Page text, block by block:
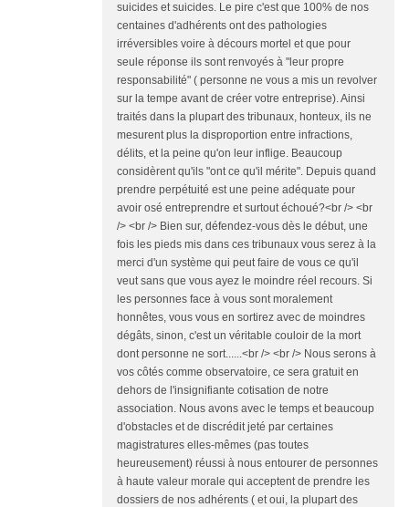
suicides et suicides. Le pire c'est que 100% de nos
centaines d'adhérents ont des pathologies
irréversibles voire à décours mortel et que pour
seule réponse ils sont renvoyés à "leur propre
responsabilité" ( personne ne vous a mis un revolver
sur la tempe avant de créer votre entreprise). Ainsi
traités dans la plupart des tribunaux, honteux, ils ne
mesurent plus la disproportion entre infractions,
délits, et la peine qu'on leur inflige. Beaucoup
considèrent qu'ils "ont ce qu'il mérite". Depuis quand
prendre perpétuité est une peine adéquate pour
avoir osé entreprendre et surtout échoué?<br /> <br
/> <br /> Bien sur, défendez-vous dès le début, une
fois les pieds mis dans ces tribunaux vous serez à la
merci d'un système qui peut faire de vous ce qu'il
veut sans que vous ayez le moindre réel recours. Si
les personnes face à vous sont moralement
honnêtes, vous vous en sortirez avec de moindres
dégâts, sinon, c'est un véritable couloir de la mort
dont personne ne sort......<br /> <br /> Nous serons à
vos côtés comme observatoire, ce sera gratuit en
dehors de l'insignifiante cotisation de notre
association. Nous avons avec le temps et beaucoup
d'obstacles et de discrédit jeté par certaines
magistratures elles-mêmes (pas toutes
heureusement) réussi à nous entourer de personnes
à haute valeur morale qui acceptent de prendre les
dossiers de nos adhérents ( et oui, la plupart des